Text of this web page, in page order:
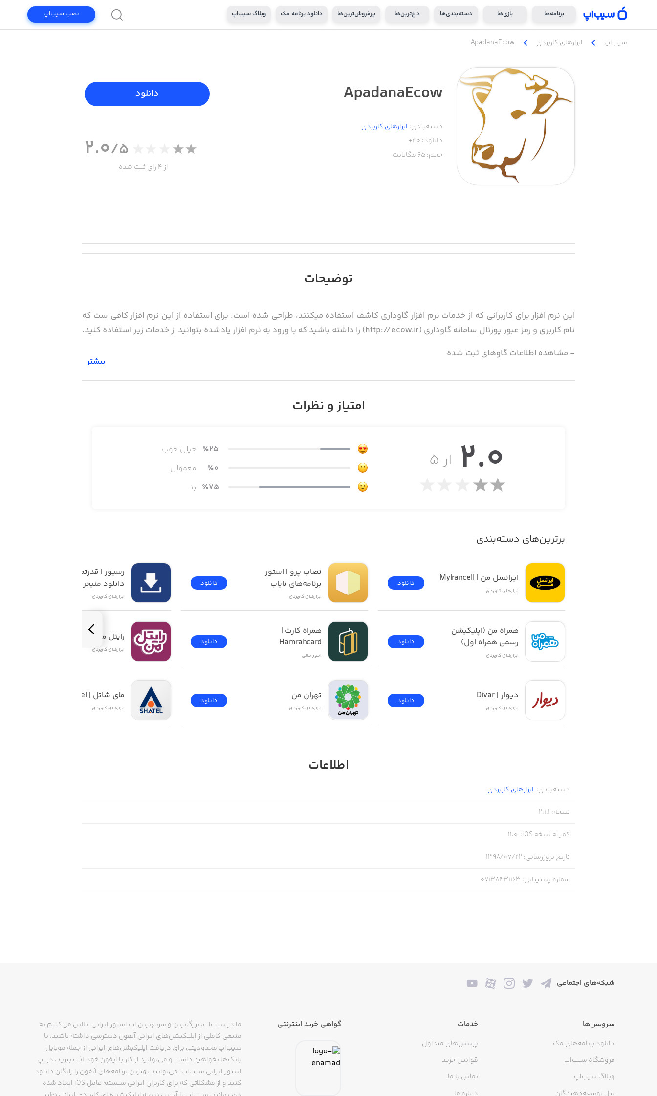
برنامه‌ها بازی‌ها دسته‌بندی‌ها داغ‌ترین‌ها پرفروش‌ترین‌ها دانلود برنامه مک وبلاگ سیب‌اپ نصب سیب‌اپ
سیب‌اپ chevron_left ابزار‌های کاربردی chevron_left
ApadanaEcow
ApadanaEcow
دسته‌بندی: ابزار‌های کاربردی
دانلود: 40+
حجم:65 مگابایت
دانلود
2.0/5
از 4 رای ثبت شده
توضیحات
این نرم افزار برای کاربرانی که از خدمات نرم افزار گاوداری کاشف استفاده میکنند، طراحی شده است. برای استفاده از این نرم افزار کافی ست که
نام کاربری و رمز عبور پورتال سامانه گاوداری (http://ecow.ir) را داشته باشید که با ورود به نرم افزار یادشده بتوانید از خدمات زیر استفاده کنید.
- مشاهده اطلاعات گاوهای ثبت شده
بیشتر
امتیاز و نظرات
از ۵ 2.0 ٪25
خیلی خوب
٪0
معمولی
٪75 بد
برترین‌های دسته‌بندی
ایرانسل من | MyIrancell
ابزار‌های کاربردی
دانلود
رسمی همراه اول)
ابزار‌های کاربردی
دانلود
دیوار | Divar
ابزار‌های کاربردی
دانلود
برنامه‌های نایاب
ابزار‌های کاربردی
دانلود
Hamrahcard
امور ‌مالی
دانلود
تهران من
ابزار‌های کاربردی
دانلود
دانلود منیجر iOS
ابزار‌های کاربردی
رایتل من | My Rightel
ابزار‌های کاربردی
مای شاتل | My Shatel
ابزار‌های کاربردی
اطلاعات
دسته‌بندی: ابزار‌های کاربردی
نسخه:
2.1.1
کمینه نسخه iOS :
11.0
تاریخ بروزرسانی: ۱۳۹۸/۰۷/۲۲
شماره پشتیبانی:
07138431163
شبکه‌های اجتماعی
سرویس‌ها
دانلود برنامه‌های مک
فروشگاه سیب‌اپ
وبلاگ سیب‌اپ
پنل توسعه‌دهندگان
خدمات
پرسش‌های متداول
قوانین خرید
تماس با ما
درباره ما
گواهی خرید اینترنتی
ما در سیب‌اپ، بزرگ‌ترین و سریع‌ترین اپ استور ایرانی، تلاش می‌کنیم به
منبعی کاملی از اپلیکیشن‌های ایرانی آیفون دسترسی داشته باشید. با
سیب‌اپ محدودیتی برای دریافت اپلیکیشن‌های ایرانی از جمله موبایل
بانک‌ها نخواهید داشت و می‌توانید از کار با آیفون خود لذت ببرید. در اپ
استور ایرانی سیب‌اپ، می‌توانید بهترین برنامه‌های آیفون را رایگان دانلود
کنید و از مشکلاتی که برای کاربران ایرانی سیستم عامل iOS ایجاد شده